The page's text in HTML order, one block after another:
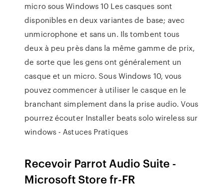
micro sous Windows 10 Les casques sont
disponibles en deux variantes de base; avec
unmicrophone et sans un. Ils tombent tous
deux à peu près dans la même gamme de prix,
de sorte que les gens ont généralement un
casque et un micro. Sous Windows 10, vous
pouvez commencer à utiliser le casque en le
branchant simplement dans la prise audio. Vous
pourrez écouter Installer beats solo wireless sur
windows - Astuces Pratiques
Recevoir Parrot Audio Suite -
Microsoft Store fr-FR